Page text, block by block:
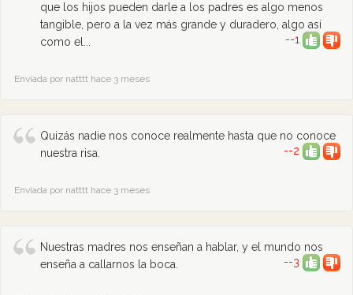
que los hijos pueden darle a los padres es algo menos
tangible, pero a la vez más grande y duradero, algo así
como el...
--1
Enviada por natttt hace 3 meses
Quizás nadie nos conoce realmente hasta que no conoce
nuestra risa.
--2
Enviada por natttt hace 3 meses
Nuestras madres nos enseñan a hablar, y el mundo nos
enseña a callarnos la boca.
--3